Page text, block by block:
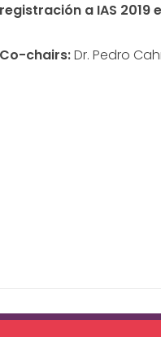
registración a IAS 2019
Co-chairs:Dr. Pedro